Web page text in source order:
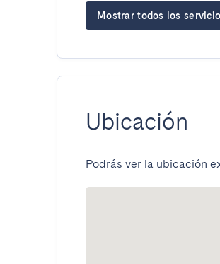
Mostrar todos los
Ubicación
Podrás ver la ubicación